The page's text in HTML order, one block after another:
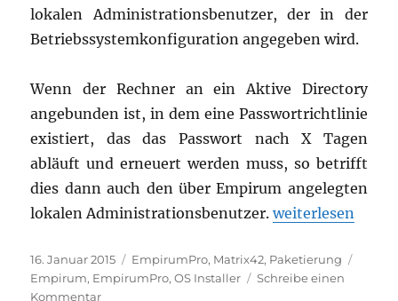
lokalen Administrationsbenutzer, der in der
Betriebssystemkonfiguration angegeben wird.
Wenn der Rechner an ein Aktive Directory
angebunden ist, in dem eine Passwortrichtlinie
existiert, das das Passwort nach X Tagen
abläuft und erneuert werden muss, so betrifft
dies dann auch den über Empirum angelegten
lokalen Administrationsbenutzer.„Lokaler
weiterlesen
Veröffentlicht
am
16. Januar 2015 Kategorien
EmpirumPro, Matrix42, Paketierung
Empirum, EmpirumPro,OS Installer
Schreibe einen
Kommentarzu